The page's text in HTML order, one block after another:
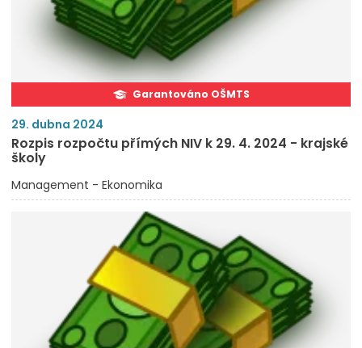
Garantováno OŠMTS
29. dubna 2024
Rozpis rozpočtu přímých NIV k 29. 4. 2024 - krajské
školy
Management - Ekonomika